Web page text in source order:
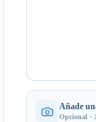
Añade
Opcional ·